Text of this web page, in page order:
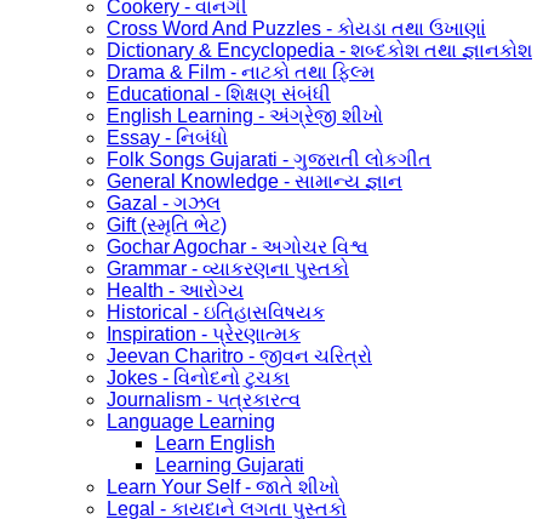
Cookery - વાનગી
Cross Word And Puzzles - કોયડા તથા ઉખાણાં
Dictionary & Encyclopedia - શબ્દકોશ તથા જ્ઞાનકોશ
Drama & Film - નાટકો તથા ફિલ્મ
Educational - શિક્ષણ સંબંધી
English Learning - અંગ્રેજી શીખો
Essay - નિબંધો
Folk Songs Gujarati - ગુજરાતી લોકગીત
General Knowledge - સામાન્ય જ્ઞાન
Gazal - ગઝલ
Gift (સ્મૃતિ ભેટ)
Gochar Agochar - અગોચર વિશ્વ
Grammar - વ્યાકરણના પુસ્તકો
Health - આરોગ્ય
Historical - ઇતિહાસવિષયક
Inspiration - પ્રેરણાત્મક
Jeevan Charitro - જીવન ચરિત્રો
Jokes - વિનોદનો ટુચકા
Journalism - પત્રકારત્વ
Language Learning
Learn English
Learning Gujarati
Learn Your Self - જાતે શીખો
Legal - કાયદાને લગતા પુસ્તકો